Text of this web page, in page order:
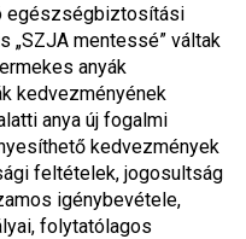
egészségbiztosítási
„SZJA mentessé” váltak
anyák
kedvezményének
anya új fogalmi
kedvezmények
feltételek, jogosultság
igénybevétele,
folytatólagos